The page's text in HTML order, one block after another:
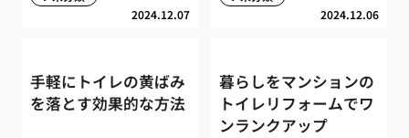
2024.12.07 2024.12.06
手軽にトイレの黄ばみ
を落とす効果的な方法
暮らしをマンションの
トイレリフォームでワ
ンランクアップ